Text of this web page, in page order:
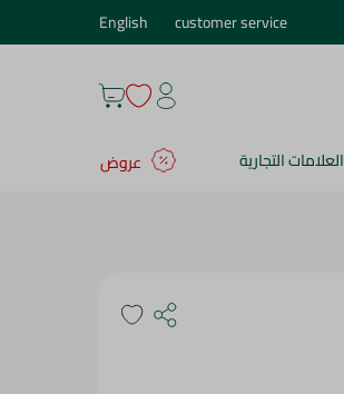
customer service
English
العلامات التجارية
عروض